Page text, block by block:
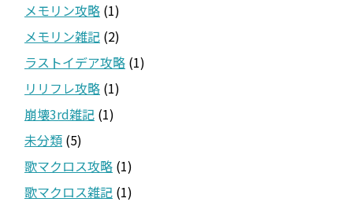
メモリン攻略 (1)
メモリン雑記 (2)
ラストイデア攻略 (1)
リリフレ攻略 (1)
崩壊3rd雑記 (1)
未分類 (5)
歌マクロス攻略 (1)
歌マクロス雑記 (1)